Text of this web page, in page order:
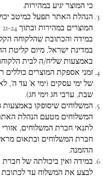
כי המוצר יגיע במהירות.
הנהלת האתר תפעל כמיטב
במידה והכתובת שהלקוחה
במדינת ישראל, מיום קליטת
באמצעות שליח/ה לבית
זמני אספקת המוצרים כוללים
של ימי עסקים (ימי א’ עד ה’,
שבת, ערבי חג וימי חג).
המשלוחים שיסופקו
המשלוחים מטעם הנהלת
לתנאי חברת המשלוחים,
חברת המשלוחים ובתאום
ההזמנה.
במידה ואין ביכולתה של
לבצע את המשלוח עד